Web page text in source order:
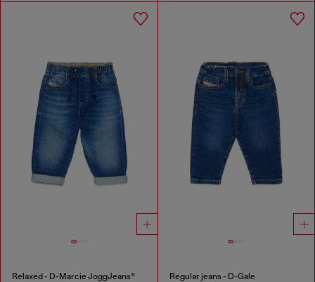
Relaxed - D-Marcie JoggJeans® Regular jeans - D-Gale